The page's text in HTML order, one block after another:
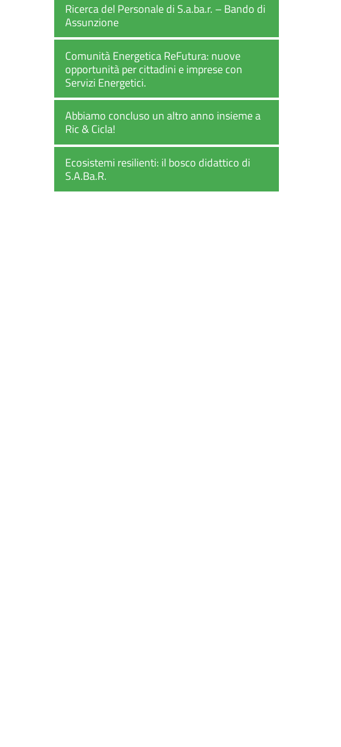
Ricerca del Personale di S.a.ba.r. – Bando di
Assunzione
Comunità Energetica ReFutura: nuove
opportunità per cittadini e imprese con
Servizi Energetici.
Abbiamo concluso un altro anno insieme a
Ric & Cicla!
Ecosistemi resilienti: il bosco didattico di
S.A.Ba.R.